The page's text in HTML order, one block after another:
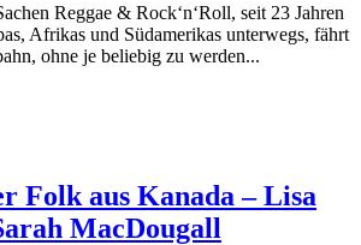
Reggae & Rock‘n‘Roll, seit 23 Jahren
Afrikas und Südamerikas unterwegs, fährt
ohne je beliebig zu werden...
Folk aus Kanada – Lisa
MacDougall